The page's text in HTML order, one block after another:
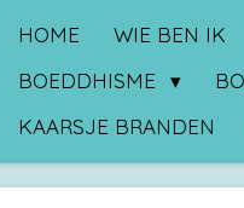
HOME WIE BEN IK
BOEDDHISME
KAARSJE BRANDEN